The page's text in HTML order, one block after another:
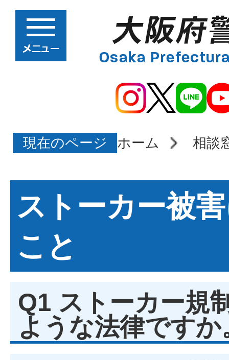
現在のページ ホーム 相談
ストーカー被
こと
Q1 ストーカー規
ような法律ですか